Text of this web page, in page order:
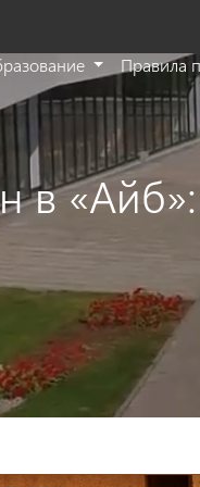
Правила
в